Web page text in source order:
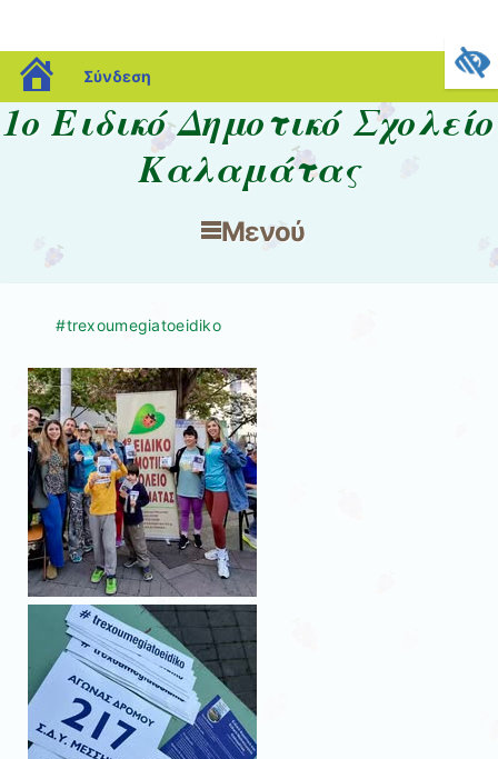
blogs.sch.gr
Σύνδεση
1ο Ειδικό Δημοτικό Σχολείο
Καλαμάτας
Μενού
Μετάβαση στο περιεχόμενο
#trexoumegiatoeidiko